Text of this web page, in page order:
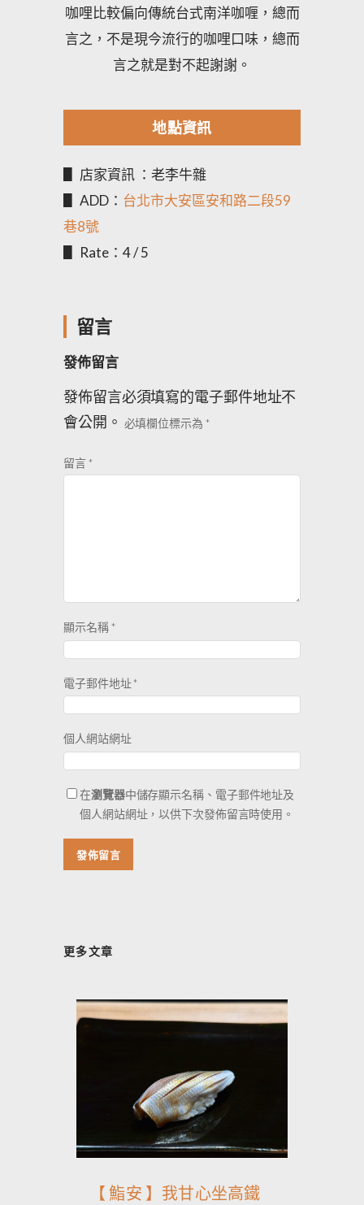
咖哩比較偏向傳統台式南洋咖喱，總而
言之，不是現今流行的咖哩口味，總而
言之就是對不起謝謝。
地點資訊
▋ 店家資訊 ：老李牛雜
▋ ADD： 台北市大安區安和路二段59
巷8號
▋ Rate：4 / 5
留言
發佈留言
發佈留言必須填寫的電子郵件地址不
會公開。 必填欄位標示為 *
留言*
顯示名稱*
電子郵件地址*
個人網站網址
在瀏覽器中儲存顯示名稱、電子郵件地址及
個人網站網址，以供下次發佈留言時使用。
更多文章
【 鮨安 】我甘心坐高鐵